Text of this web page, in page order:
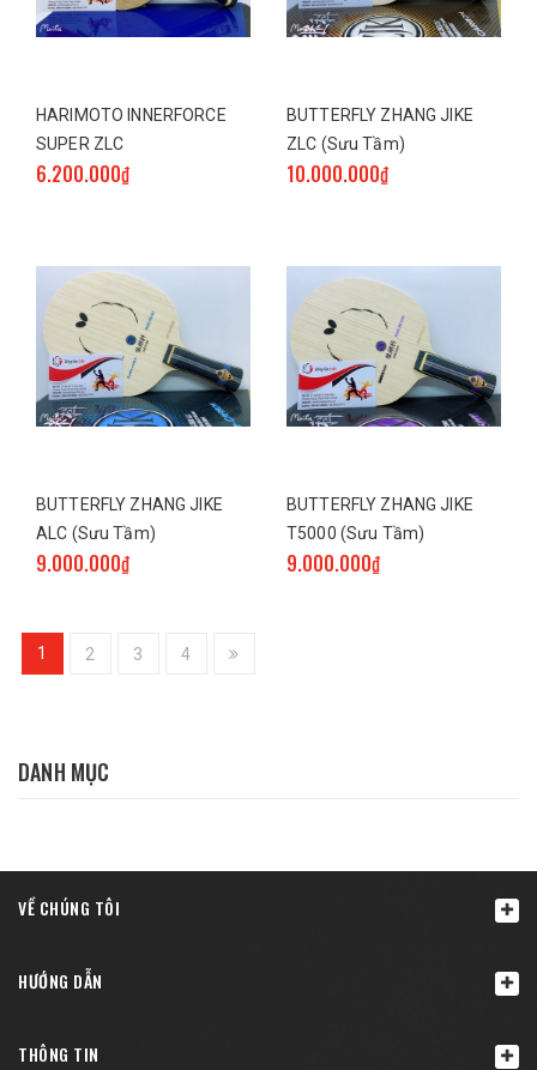
HARIMOTO INNERFORCE
SUPER ZLC
6.200.000₫
BUTTERFLY ZHANG JIKE
ZLC (Sưu Tầm)
10.000.000₫
BUTTERFLY ZHANG JIKE
ALC (Sưu Tầm)
9.000.000₫
BUTTERFLY ZHANG JIKE
T5000 (Sưu Tầm)
9.000.000₫
1 2 3 4
DANH MỤC
VỀ CHÚNG TÔI
HƯỚNG DẪN
THÔNG TIN